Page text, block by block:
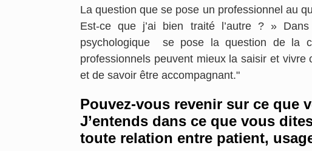
La question que se pose un professionnel au
Est-ce que j’ai bien traité l’autre ? »
psychologique se pose la question de la
professionnels peuvent mieux la saisir et
et de savoir être accompagnant."
Pouvez-vous revenir sur ce que
J’entends dans ce que vous
toute relation entre patient,